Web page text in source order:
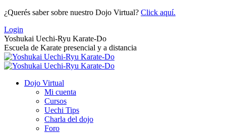
Saltar
contenido
¿Querés saber sobre nuestro Dojo Virtual? Click aquí.
Login
Yoshukai Uechi-Ryu Karate-Do
Escuela de Karate presencial y a distancia
Dojo Virtual
Mi cuenta
Cursos
Uechi Tips
Charla del dojo
Foro